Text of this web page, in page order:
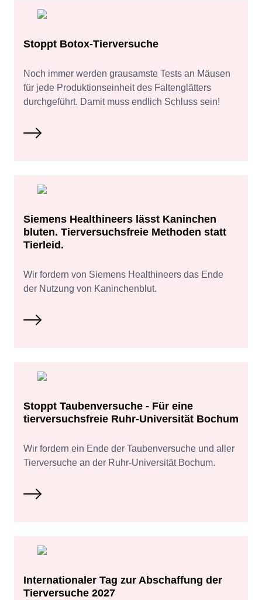
Stoppt Botox-Tierversuche
Noch immer werden grausamste Tests an Mäusen
für jede Produktionseinheit des Faltenglätters
durchgeführt. Damit muss endlich Schluss sein!
Siemens Healthineers lässt Kaninchen
bluten. Tierversuchsfreie Methoden statt
Tierleid.
Wir fordern von Siemens Healthineers das Ende
der Nutzung von Kaninchenblut.
Stoppt Taubenversuche - Für eine
tierversuchsfreie Ruhr-Universität Bochum
Wir fordern ein Ende der Taubenversuche und aller
Tierversuche an der Ruhr-Universität Bochum.
Internationaler Tag zur Abschaffung der
Tierversuche 2027